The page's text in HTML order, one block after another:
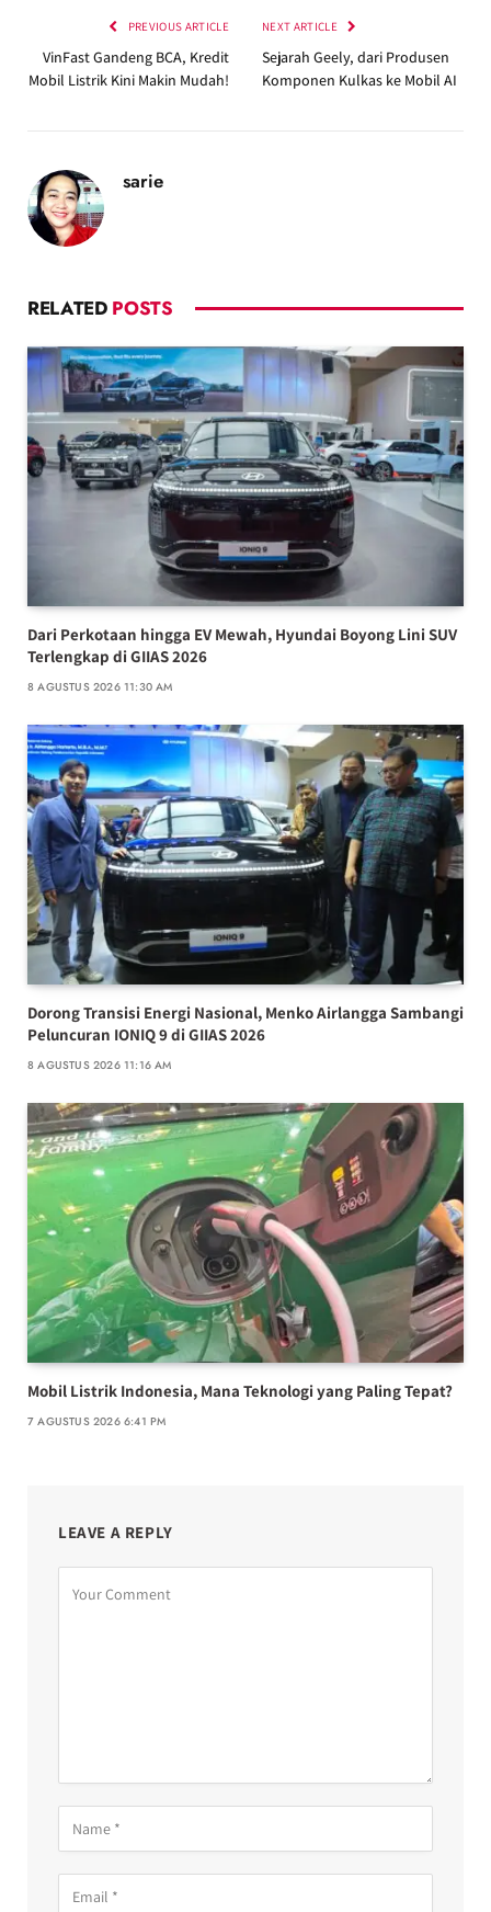
PREVIOUS ARTICLE
VinFast Gandeng BCA, Kredit
Mobil Listrik Kini Makin Mudah!
NEXT ARTICLE
Sejarah Geely, dari Produsen
Komponen Kulkas ke Mobil AI
sarie
RELATED POSTS
Dari Perkotaan hingga EV Mewah, Hyundai Boyong Lini SUV
Terlengkap di GIIAS 2026
8 AGUSTUS 2026 11:30 AM
Dorong Transisi Energi Nasional, Menko Airlangga Sambangi
Peluncuran IONIQ 9 di GIIAS 2026
8 AGUSTUS 2026 11:16 AM
Mobil Listrik Indonesia, Mana Teknologi yang Paling Tepat?
7 AGUSTUS 2026 6:41 PM
LEAVE A REPLY